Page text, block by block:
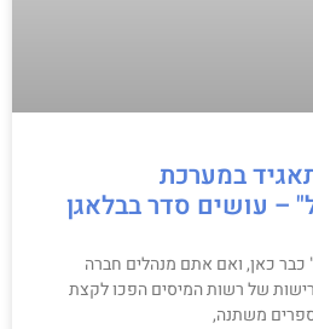
במערכת
– עושים סדר בבלאגן
כבר כאן, ואם אתם מנהלים חברה
של רשות המיסים הפכו לקצת
משתנה,